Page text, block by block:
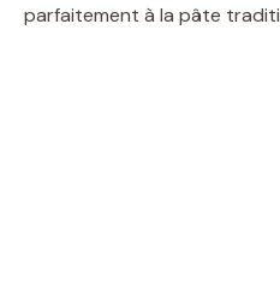
parfaitement à la pâte